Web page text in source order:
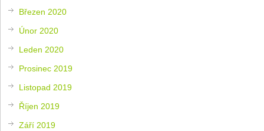
Březen 2020
Únor 2020
Leden 2020
Prosinec 2019
Listopad 2019
Říjen 2019
Září 2019